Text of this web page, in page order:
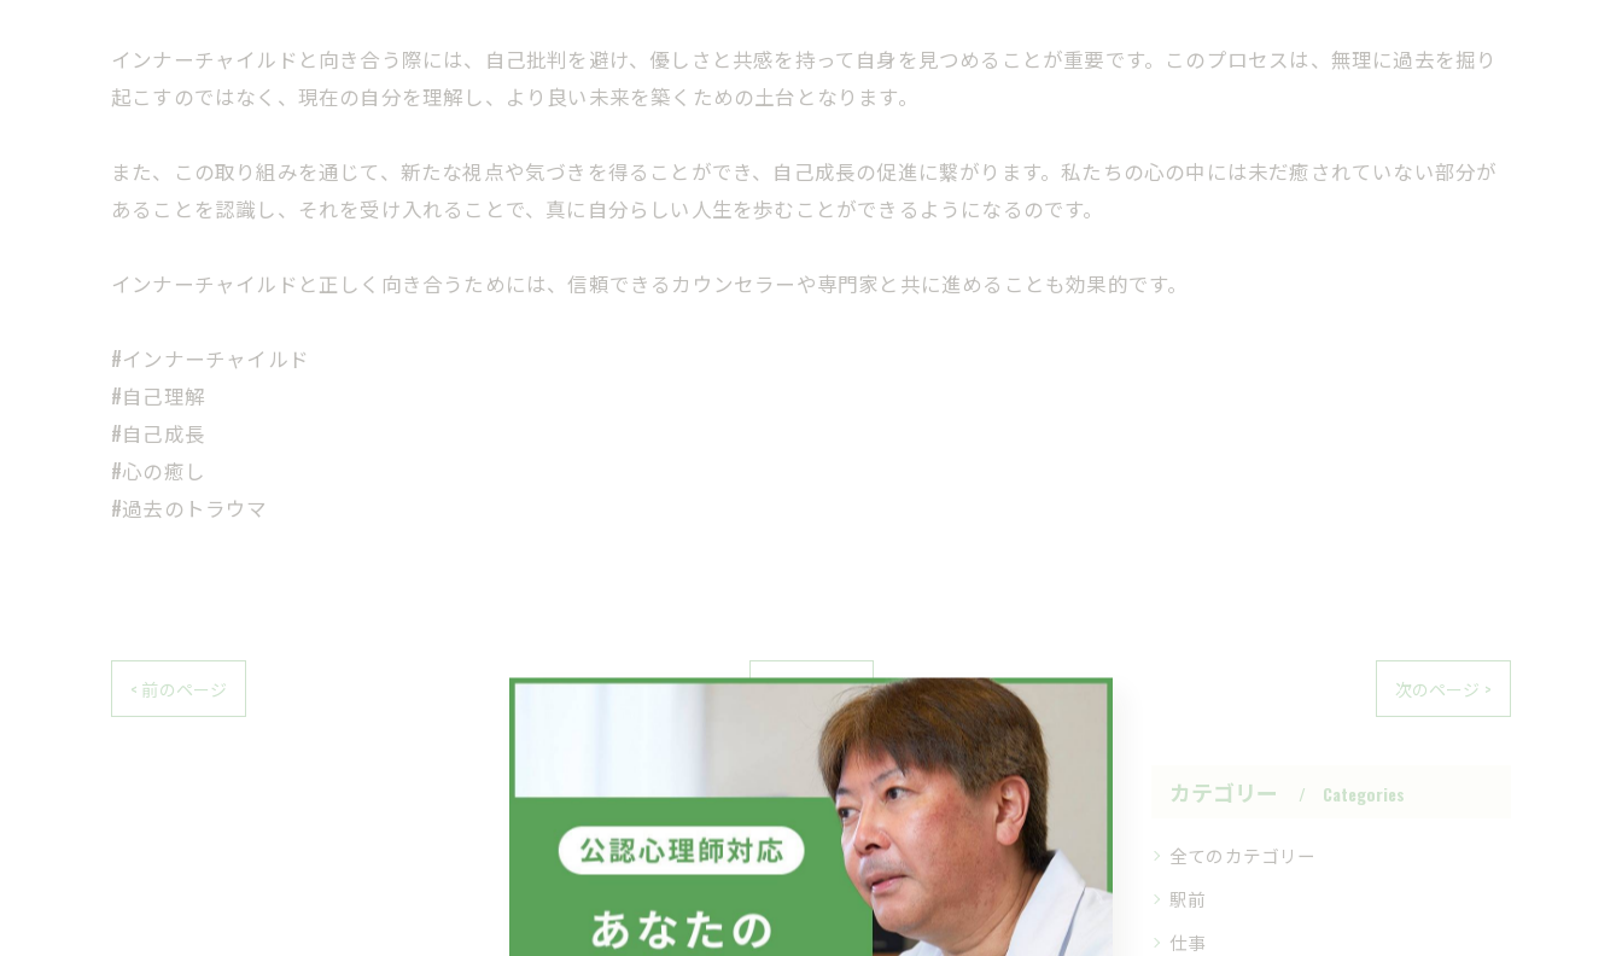
インナーチャイルドと向き合う際には、自己批判を避け、優しさと共感を持って自身を見つめることが重要です。このプロセスは、無理に過去を掘り
起こすのではなく、現在の自分を理解し、より良い未来を築くための土台となります。
また、この取り組みを通じて、新たな視点や気づきを得ることができ、自己成長の促進に繋がります。私たちの心の中には未だ癒されていない部分が
あることを認識し、それを受け入れることで、真に自分らしい人生を歩むことができるようになるのです。
インナーチャイルドと正しく向き合うためには、信頼できるカウンセラーや専門家と共に進めることも効果的です。
#インナーチャイルド
#自己理解
#自己成長
#心の癒し
#過去のトラウマ
< 前のページ 一覧に戻る 次のページ >
カテゴリー Categories
全てのカテゴリー
駅前
仕事